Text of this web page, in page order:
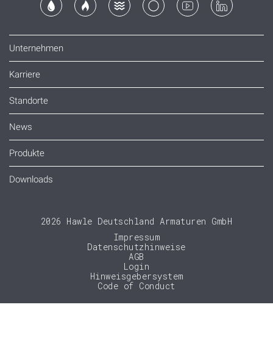
Unternehmen
Karriere
Standorte
News
Produkte
Downloads
2026 Hawle Deutschland Armaturen GmbH
Impressum
Datenschutzhinweise
AGB
Login
Hinweisgebersystem
Code of Conduct